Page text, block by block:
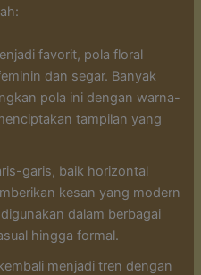
favorit, pola floral
dan segar. Banyak
pola ini dengan warna-
tampilan yang
garis, baik horizontal
kesan yang modern
dalam berbagai
hingga formal.
menjadi tren dengan